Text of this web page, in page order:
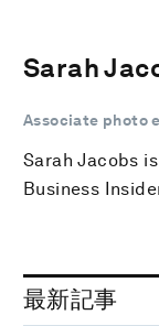
Sarah
Associate photo
Sarah Jacobs
Business
最新記事